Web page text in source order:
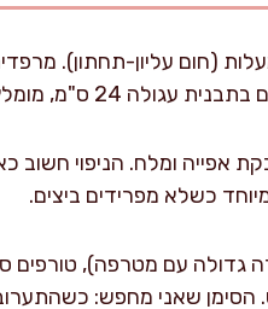
בנייר אפייה ולשמן את הדפנות.
אפייה ומלח. הניפוי חשוב
כשלא מפרידים ביצים.